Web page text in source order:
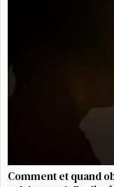
Comment et quand